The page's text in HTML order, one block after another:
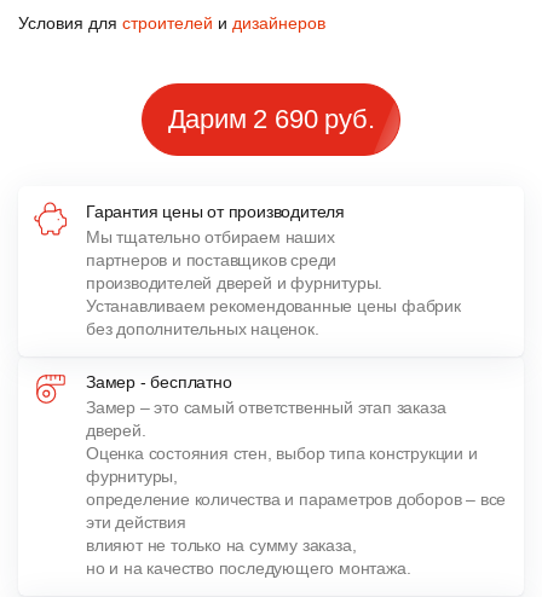
Условия для строителей и дизайнеров
Дарим 2 690 руб.
Гарантия цены от производителя
Мы тщательно отбираем наших
партнеров и поставщиков среди
производителей дверей и фурнитуры.
Устанавливаем рекомендованные цены фабрик
без дополнительных наценок.
Замер - бесплатно
Замер – это самый ответственный этап заказа
дверей.
Оценка состояния стен, выбор типа конструкции и
фурнитуры,
определение количества и параметров доборов – все
эти действия
влияют не только на сумму заказа,
но и на качество последующего монтажа.